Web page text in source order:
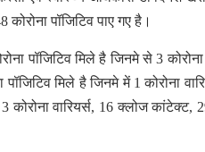
कोरोना पॉजिटिव पाए गए है।
पॉजिटिव मिले है जिनमे से 3
मिले है जिनमे में 1 कोरोना
वारियर्स, 16 क्लोज कांटेक्ट,